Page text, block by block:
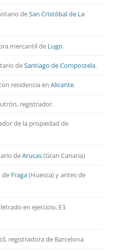
deSan Cristóbal de La
mercantil de Lugo.
deSantiago de Compostela.
residencia en Alicante.
registrador.
de la propiedad de
deArucas(Gran Canaria)
de Fraga(Huesca) y antes de
en ejercicio, E3
registradora de Barcelona